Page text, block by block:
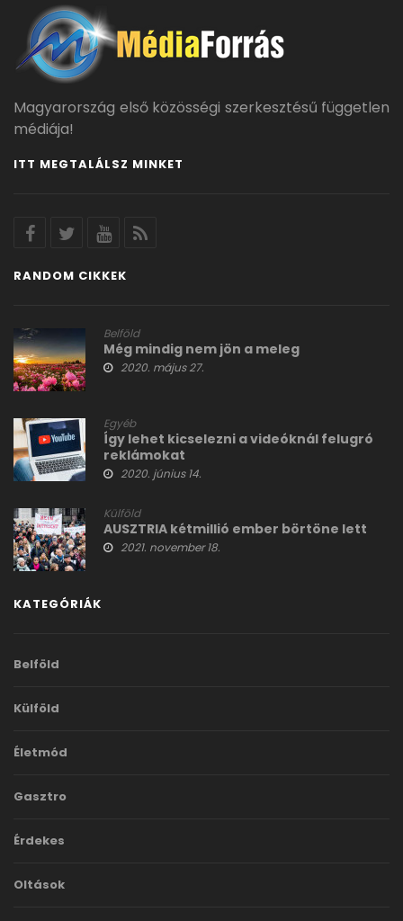
Magyarország első közösségi szerkesztésű független
médiája!
ITT MEGTALÁLSZ MINKET
RANDOM CIKKEK
Belföld
Még mindig nem jön a meleg
2020. május 27.
Egyéb
Így lehet kicselezni a videóknál felugró
reklámokat
2020. június 14.
Külföld
AUSZTRIA kétmillió ember börtöne lett
2021. november 18.
KATEGÓRIÁK
Belföld
Külföld
Életmód
Gasztro
Érdekes
Oltások